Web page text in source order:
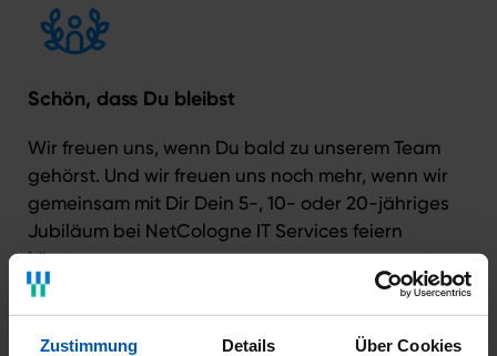
Zustimmung Details Über Cookies
Schön, dass Du bleibst
Wir freuen uns, wenn Du bald zu unserem Team
gehörst. Und wir freuen uns noch mehr, wenn wir
gemeinsam mit Dir Dein 5-, 10- oder 20-jähriges
Jubiläum bei NetCologne IT Services feiern
können.